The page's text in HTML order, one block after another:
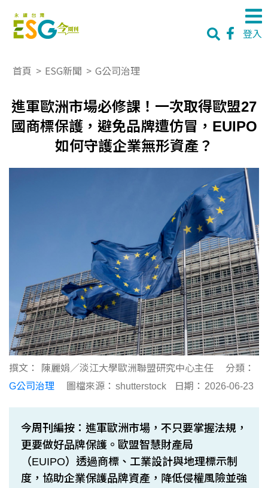
登入
首頁 > ESG新聞 > G公司治理
進軍歐洲市場必修課！一次取得歐盟27
國商標保護，避免品牌遭仿冒，EUIPO
如何守護企業無形資產？
撰文： 陳麗娟／淡江大學歐洲聯盟研究中心主任 分類：
G公司治理
圖檔來源： shutterstock 日期： 2026-06-23
今周刊編按：進軍歐洲市場，不只要掌握法規，
更要做好品牌保護。歐盟智慧財產局
（EUIPO）透過商標、工業設計與地理標示制
度，協助企業保護品牌資產，降低侵權風險並強